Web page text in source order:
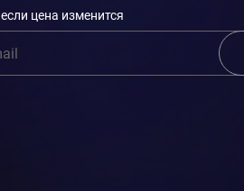
цена изменится